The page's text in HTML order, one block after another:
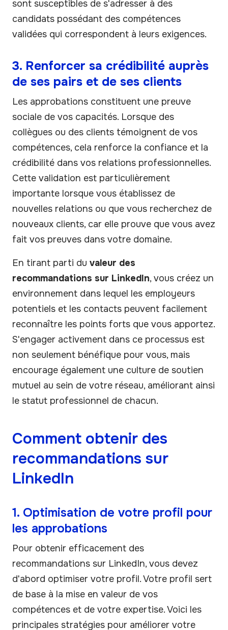
sont susceptibles de s'adresser à des
candidats possédant des compétences
validées qui correspondent à leurs exigences.
3. Renforcer sa crédibilité auprès
de ses pairs et de ses clients
Les approbations constituent une preuve
sociale de vos capacités. Lorsque des
collègues ou des clients témoignent de vos
compétences, cela renforce la confiance et la
crédibilité dans vos relations professionnelles.
Cette validation est particulièrement
importante lorsque vous établissez de
nouvelles relations ou que vous recherchez de
nouveaux clients, car elle prouve que vous avez
fait vos preuves dans votre domaine.
En tirant parti du valeur des
recommandations sur LinkedIn, vous créez un
environnement dans lequel les employeurs
potentiels et les contacts peuvent facilement
reconnaître les points forts que vous apportez.
S'engager activement dans ce processus est
non seulement bénéfique pour vous, mais
encourage également une culture de soutien
mutuel au sein de votre réseau, améliorant ainsi
le statut professionnel de chacun.
Comment obtenir des
recommandations sur
LinkedIn
1. Optimisation de votre profil pour
les approbations
Pour obtenir efficacement des
recommandations sur LinkedIn, vous devez
d'abord optimiser votre profil. Votre profil sert
de base à la mise en valeur de vos
compétences et de votre expertise. Voici les
principales stratégies pour améliorer votre